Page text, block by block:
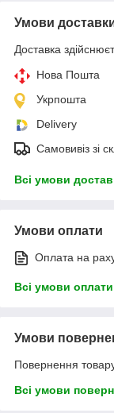
Умови
Доставка
Нова Пошта
Укрпошта
Delivery
Самовивіз зі
Всі умови
Умови оплати
Оплата на
Всі умови оплати
Умови
Повернення
Всі умови